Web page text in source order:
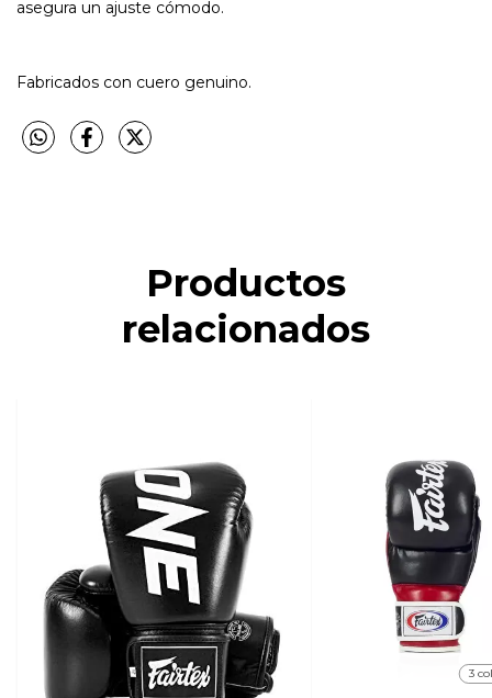
asegura un ajuste cómodo.
Fabricados con cuero genuino.
Productos
relacionados
3